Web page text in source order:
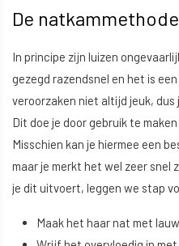
De natkammethode
In principe zijn luizen
gezegd razendsnel en het is
veroorzaken niet altijd jeuk,
Dit doe je door gebruik te
Misschien kan je hiermee een
maar je merkt het wel zeer snel
je dit uitvoert, leggen we stap
Maak het haar nat met